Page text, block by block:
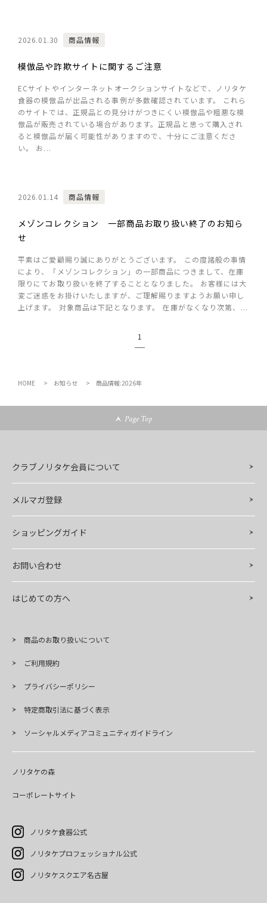
2026.01.30 商品情報
模倣品や詐欺サイトに関するご注意
ECサイトやインターネットオークションサイトなどで、ノリタケ
食器の模倣品が出品される事例が多数確認されています。 これら
のサイトでは、正規品との見分けがつきにくい模倣品や粗悪な模
倣品が販売されている場合があります。正規品と思って購入され
ると模倣品が届く可能性がありますので、十分にご注意くださ
い。 お...
2026.01.14 商品情報
メゾンコレクション 一部商品お取り扱い終了のお知ら
せ
平素はご愛顧賜り誠にありがとうございます。 この度諸般の事情
により、「メゾンコレクション」の一部商品につきまして、在庫
限りにてお取り扱いを終了することとなりました。 お客様には大
変ご迷惑をお掛けいたしますが、ご理解賜りますようお願い申し
上げます。 対象商品は下記となります。 在庫がなくなり次第、...
1
HOME お知らせ 商品情報:2026年
Page Top
クラブノリタケ会員について
メルマガ登録
ショッピングガイド
お問い合わせ
はじめての方へ
商品のお取り扱いについて
ご利用規約
プライバシーポリシー
特定商取引法に基づく表示
ソーシャルメディアコミュニティガイドライン
ノリタケの森
コーポレートサイト
ノリタケ食器公式
ノリタケプロフェッショナル公式
ノリタケスクエア名古屋